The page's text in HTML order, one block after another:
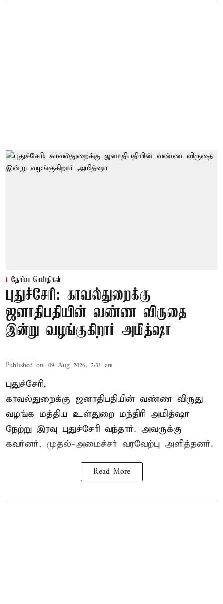
தேசிய செய்திகள்
புதுச்சேரி: காவல்துறைக்கு
ஜனாதிபதியின் வண்ண விருதை
இன்று வழங்குகிறார் அமித்ஷா
Published on: 09 Aug 2026, 2:31 am
புதுச்சேரி,
காவல்துறைக்கு ஜனாதிபதியின் வண்ண விருது
வழங்க மத்திய உள்துறை மந்திரி அமித்ஷா
நேற்று இரவு புதுச்சேரி வந்தார். அவருக்கு
கவர்னர், முதல்-அமைச்சர் வரவேற்பு அளித்தனர்.
Read More